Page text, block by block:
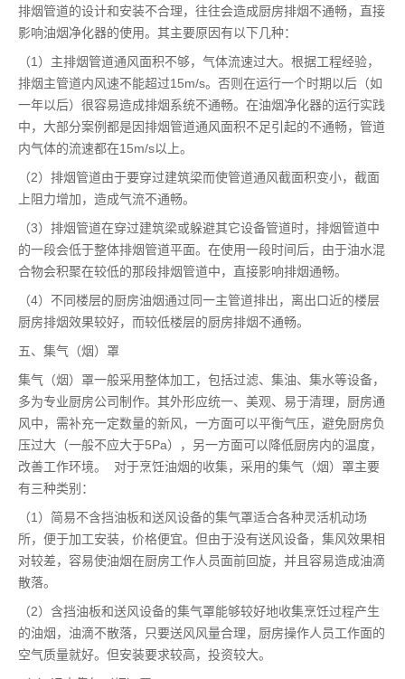
排烟管道的设计和安装不合理，往往会造成厨房排烟不通畅，直接
影响油烟净化器的使用。其主要原因有以下几种：
（1）主排烟管道通风面积不够，气体流速过大。根据工程经验，
排烟主管道内风速不能超过15m/s。否则在运行一个时期以后（如
一年以后）很容易造成排烟系统不通畅。在油烟净化器的运行实践
中，大部分案例都是因排烟管道通风面积不足引起的不通畅，管道
内气体的流速都在15m/s以上。
（2）排烟管道由于要穿过建筑梁而使管道通风截面积变小，截面
上阻力增加，造成气流不通畅。
（3）排烟管道在穿过建筑梁或躲避其它设备管道时，排烟管道中
的一段会低于整体排烟管道平面。在使用一段时间后，由于油水混
合物会积聚在较低的那段排烟管道中，直接影响排烟通畅。
（4）不同楼层的厨房油烟通过同一主管道排出，离出口近的楼层
厨房排烟效果较好，而较低楼层的厨房排烟不通畅。
五、集气（烟）罩
集气（烟）罩一般采用整体加工，包括过滤、集油、集水等设备，
多为专业厨房公司制作。其外形应统一、美观、易于清理，厨房通
风中，需补充一定数量的新风，一方面可以平衡气压，避免厨房负
压过大（一般不应大于5Pa），另一方面可以降低厨房内的温度，
改善工作环境。 对于烹饪油烟的收集，采用的集气（烟）罩主要
有三种类别：
（1）简易不含挡油板和送风设备的集气罩适合各种灵活机动场
所，便于加工安装，价格便宜。但由于没有送风设备，集风效果相
对较差，容易使油烟在厨房工作人员面前回旋，并且容易造成油滴
散落。
（2）含挡油板和送风设备的集气罩能够较好地收集烹饪过程产生
的油烟，油滴不散落，只要送风风量合理，厨房操作人员工作面的
空气质量就好。但安装要求较高，投资较大。